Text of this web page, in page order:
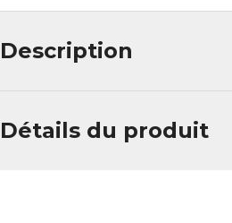
Description
Détails du produit